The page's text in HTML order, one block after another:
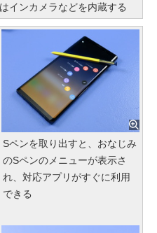
インカメラなどを内蔵する
Sペンを取り出すと、おなじみ
のSペンのメニューが表示さ
れ、対応アプリがすぐに利用
できる